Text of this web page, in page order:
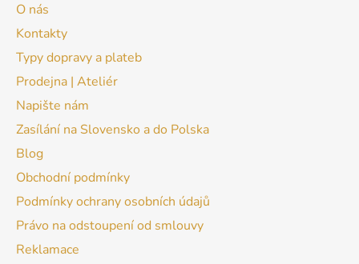
O nás
Kontakty
Typy dopravy a plateb
Prodejna | Ateliér
Napište nám
Zasílání na Slovensko a do Polska
Blog
Obchodní podmínky
Podmínky ochrany osobních údajů
Právo na odstoupení od smlouvy
Reklamace